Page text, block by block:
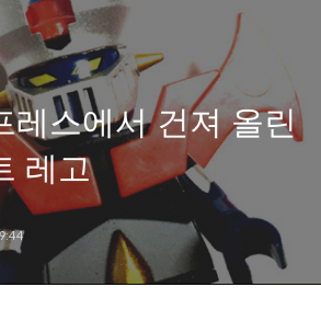
레스에서 건져 올린
레고